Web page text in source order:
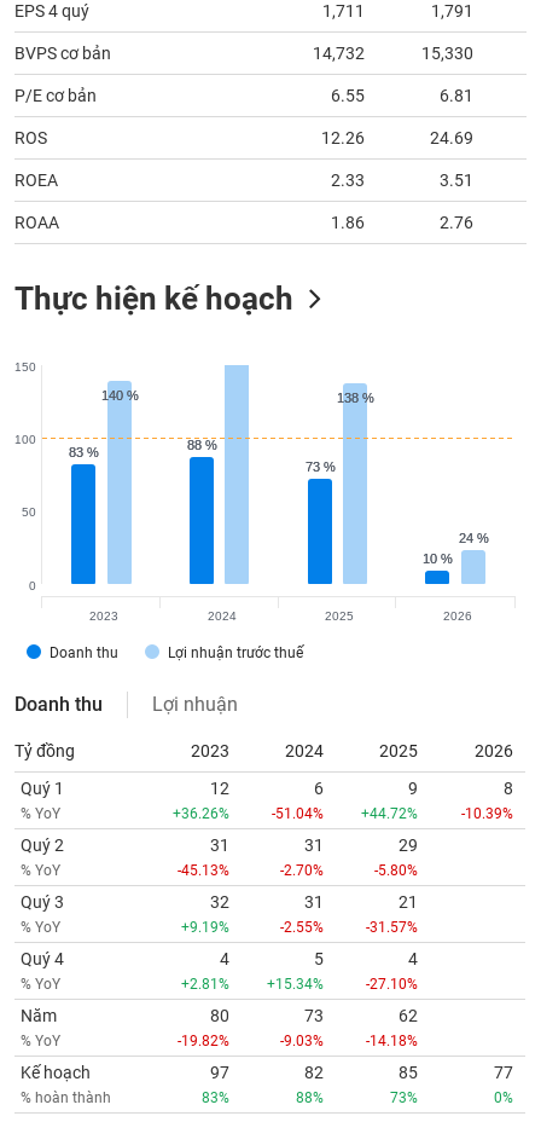
EPS 4 quý 1,711 1,791
BVPS cơ bản 14,732 15,330
P/E cơ bản 6.55 6.81
ROS 12.26 24.69
ROEA 2.33 3.51
ROAA 1.86 2.76
Thực hiện kế hoạch
83 %
83 % 88 %
88 %
73 %
73 %
10 %
10 %
140 %
140 % 138 %
138 %
24 %
24 %
Doanh thu Lợi nhuận trước thuế
0
50
100
150
2023 2024 2025 2026
Doanh thu Lợi nhuận
Tỷ đồng 2023 2024 2025
2026
Quý 1
% YoY
12
+36.26%
6
-51.04%
9
+44.72%
8
-10.39%
Quý 2
% YoY
31
-45.13%
31
-2.70%
29
-5.80%
Quý 3
% YoY
32
+9.19%
31
-2.55%
21
-31.57%
Quý 4
% YoY
4
+2.81%
5
+15.34%
4
-27.10%
Năm
% YoY
80
-19.82%
73
-9.03%
62
-14.18%
Kế hoạch
% hoàn thành
97
83%
82
88%
85
73%
77
0%